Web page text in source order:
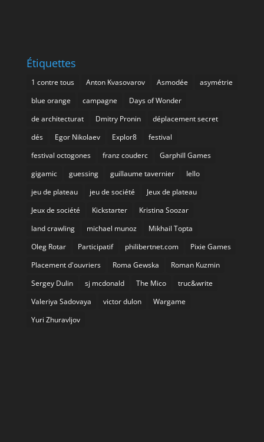
Étiquettes
1 contre tous Anton Kvasovarov Asmodée
asymétrie
blue orange
campagne
Days of Wonder
de architecturat
Dmitry Pronin
déplacement secret
dés
Egor Nikolaev Explor8
festival
festival octogones
franz couderc
Garphill Games
gigamic
guessing guillaume tavernier
Iello
jeu de plateau
jeu de société
Jeux de plateau
Jeux de société
Kickstarter
Kristina Soozar
land crawling
michael munoz
Mikhail Topta
Oleg Rotar
Participatif philibertnet.com
Pixie Games
Placement d'ouvriers
Roma Gewska
Roman Kuzmin
Sergey Dulin
sj mcdonald The Mico
truc&write
Valeriya Sadovaya
victor dulon
Wargame
Yuri Zhuravljov